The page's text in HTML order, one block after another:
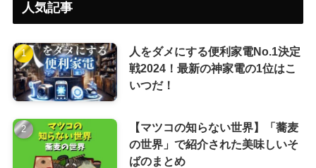
人気記事
人をダメにする便利家電No.1決定
戦2024！最新の神家電の1位はこ
いつだ！
【マツコの知らない世界】「蕎麦
の世界」で紹介された美味しいそ
ばのまとめ